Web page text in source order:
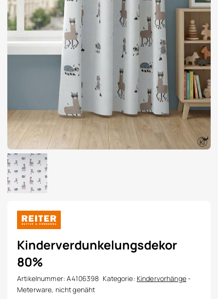
Kinderverdunkelungsdekor
80%
Artikelnummer:A4106398 Kategorie: Kindervorhänge-
Meterware, nicht genäht